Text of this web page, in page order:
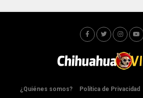
¿Quiénes somos? Política de Privacidad